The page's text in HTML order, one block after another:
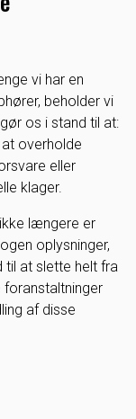
vi har en
beholder vi
os i stand til at:
overholde
eller
klager.
længere er
oplysninger,
til at slette helt fra
af disse